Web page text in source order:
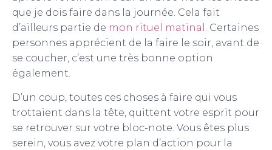
que je dois faire dans la journée. Cela fait
d’ailleurs partie de mon rituel matinal. Certaines
personnes apprécient de la faire le soir, avant de
se coucher, c’est une très bonne option
également.
D’un coup, toutes ces choses à faire qui vous
trottaient dans la tête, quittent votre esprit pour
se retrouver sur votre bloc-note. Vous êtes plus
serein, vous avez votre plan d’action pour la